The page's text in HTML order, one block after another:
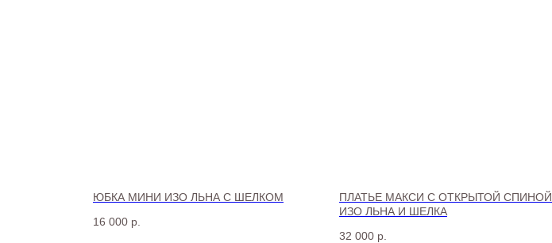
ЮБКА МИНИ ИЗО ЛЬНА С ШЕЛКОМ
16 000 р.
ПЛАТЬЕ МАКСИ С ОТКРЫТОЙ СПИНОЙ
ИЗО ЛЬНА И ШЕЛКА
32 000 р.